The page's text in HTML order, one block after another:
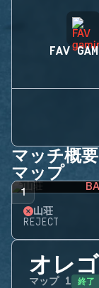
FAV
マッチ概要
マップ
1
山荘
REJECT
オレ
マップ 1 終了